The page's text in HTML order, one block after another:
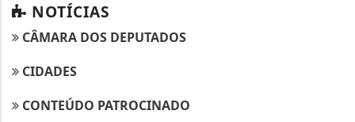
NOTÍCIAS
CÂMARA DOS DEPUTADOS
CIDADES
CONTEÚDO PATROCINADO